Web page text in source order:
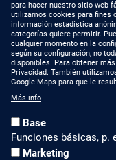
NOVEDADES
Blog
para hacer nuestro sitio web
utilizamos cookies para fines
información estadística
categorías quiere permitir.
cualquier momento en la
según su configuración, no
disponibles. Para obtener
Privacidad. También
Google Maps para que le
Más info
Base
Funciones básicas, p.
Marketing